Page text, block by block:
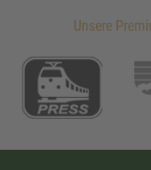
Unsere